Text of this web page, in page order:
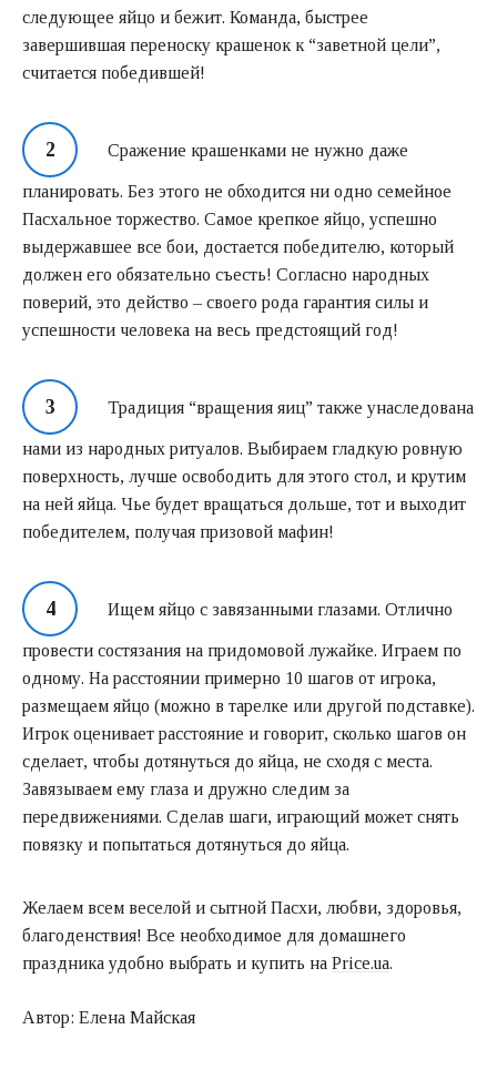
следующее яйцо и бежит. Команда, быстрее
завершившая переноску крашенок к “заветной цели”,
считается победившей!
Сражение крашенками не нужно даже
планировать. Без этого не обходится ни одно семейное
Пасхальное торжество. Самое крепкое яйцо, успешно
выдержавшее все бои, достается победителю, который
должен его обязательно съесть! Согласно народных
поверий, это действо – своего рода гарантия силы и
успешности человека на весь предстоящий год!
Традиция “вращения яиц” также унаследована
нами из народных ритуалов. Выбираем гладкую ровную
поверхность, лучше освободить для этого стол, и крутим
на ней яйца. Чье будет вращаться дольше, тот и выходит
победителем, получая призовой мафин!
Ищем яйцо с завязанными глазами. Отлично
провести состязания на придомовой лужайке. Играем по
одному. На расстоянии примерно 10 шагов от игрока,
размещаем яйцо (можно в тарелке или другой подставке).
Игрок оценивает расстояние и говорит, сколько шагов он
сделает, чтобы дотянуться до яйца, не сходя с места.
Завязываем ему глаза и дружно следим за
передвижениями. Сделав шаги, играющий может снять
повязку и попытаться дотянуться до яйца.
Желаем всем веселой и сытной Пасхи, любви, здоровья,
благоденствия! Все необходимое для домашнего
праздника удобно выбрать и купить на Price.ua.
Автор: Елена Майская